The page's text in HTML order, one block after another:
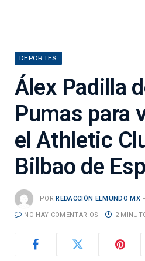
DEPORTES
Álex Padilla
Pumas para
el Athletic
Bilbao de
POR REDACCIÓN ELMUNDO MX
NO HAY COMENTARIOS 2